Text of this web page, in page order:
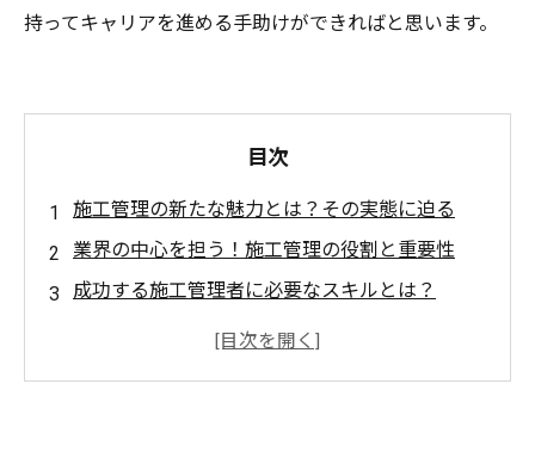
持ってキャリアを進める手助けができればと思います。
目次
施工管理の新たな魅力とは？その実態に迫る
業界の中心を担う！施工管理の役割と重要性
成功する施工管理者に必要なスキルとは？
現場での成功事例に学ぶ！施工管理の実践術